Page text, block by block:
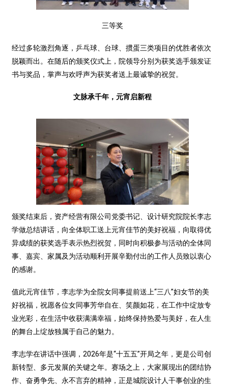
三等奖
经过多轮激烈角逐，乒乓球、台球、掼蛋三类项目的优胜者依次
脱颖而出。在随后的颁奖仪式上，院领导分别为获奖选手颁发证
书与奖品，掌声与欢呼声为获奖者送上最诚挚的祝贺。
文脉承千年，元宵启新程
颁奖结束后，资产经营有限公司党委书记、设计研究院院长李志
学做总结讲话，向全体职工送上元宵佳节的美好祝福，向取得优
异成绩的获奖选手表示热烈祝贺，同时向积极参与活动的全体同
事、嘉宾、家属及为活动顺利开展辛勤付出的工作人员致以衷心
的感谢。
值此元宵佳节，李志学为全院女同事提前送上“三八”妇女节的美
好祝福，祝愿各位女同事芳华自在、笑颜如花，在工作中绽放专
业光彩，在生活中收获满满幸福，始终保持热爱与美好，在人生
的舞台上绽放独属于自己的魅力。
李志学在讲话中强调，2026年是“十五五”开局之年，更是公司创
新转型、多元发展的关键之年。赛场之上，大家展现出的团结协
作、奋勇争先、永不言弃的精神，正是城院设计人干事创业的生